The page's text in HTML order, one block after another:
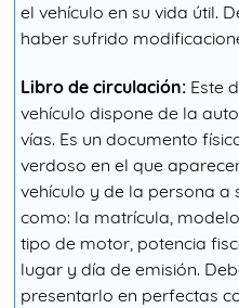
el vehículo en su vida útil.
haber sufrido
Libro de circulación: Este
vehículo dispone de la
vías. Es un documento
verdoso en el que
vehículo y de la persona a
como: la matrícula,
tipo de motor, potencia
lugar y día de emisión.
presentarlo en perfectas